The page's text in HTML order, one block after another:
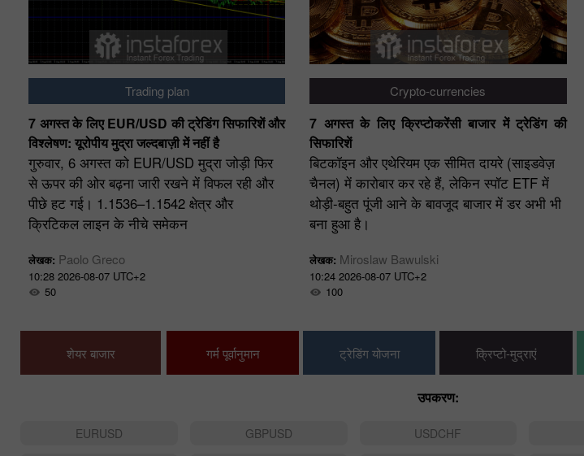
Trading plan
7 अगस्त के लिए EUR/USD की ट्रेडिंग सिफारिशें और
विश्लेषण: यूरोपीय मुद्रा जल्दबाज़ी में नहीं है
गुरुवार, 6 अगस्त को EUR/USD मुद्रा जोड़ी फिर
से ऊपर की ओर बढ़ना जारी रखने में विफल रही और
पीछे हट गई। 1.1536–1.1542 क्षेत्र और
क्रिटिकल लाइन के नीचे समेकन
लेखक: Paolo Greco
10:28 2026-08-07 UTC+2
50
Crypto-currencies
7 अगस्त के लिए क्रिप्टोकरेंसी बाजार में ट्रेडिंग की
सिफारिशें
बिटकॉइन और एथेरियम एक सीमित दायरे (साइडवेज़
चैनल) में कारोबार कर रहे हैं, लेकिन स्पॉट ETF में
थोड़ी-बहुत पूंजी आने के बावजूद बाजार में डर अभी भी
बना हुआ है।
लेखक: Miroslaw Bawulski
10:24 2026-08-07 UTC+2
100
शेयर बाजार गर्म पूर्वानुमान ट्रेडिंग योजना क्रिप्टो-मुद्राएं
उपकरण:
EURUSD GBPUSD USDCHF